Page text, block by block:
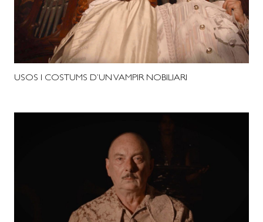
USOS I COSTUMS D’UN VAMPIR NOBILIARI